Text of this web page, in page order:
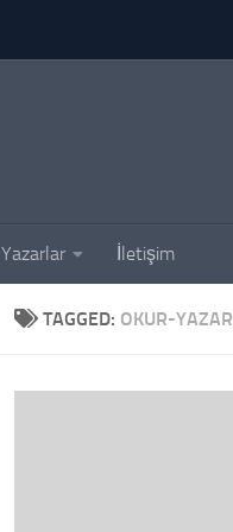
Yazarlar İletişim
TAGGED: OKUR-YAZAR